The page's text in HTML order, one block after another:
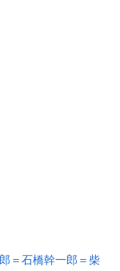
＝石橋幹一郎＝柴